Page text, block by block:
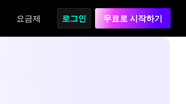
요금제 로그인 무료로 시작하기